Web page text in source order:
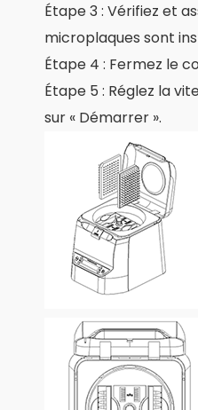
Étape 3 : Vérifiez et
microplaques sont
Étape 4 : Fermez le
Étape 5 : Réglez la
sur « Démarrer ».